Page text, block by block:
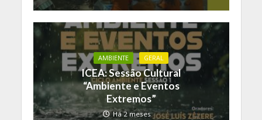
AMBIENTE GERAL
ICEA: Sessão Cultural
“Ambiente e Eventos
Extremos”
Há 2 meses